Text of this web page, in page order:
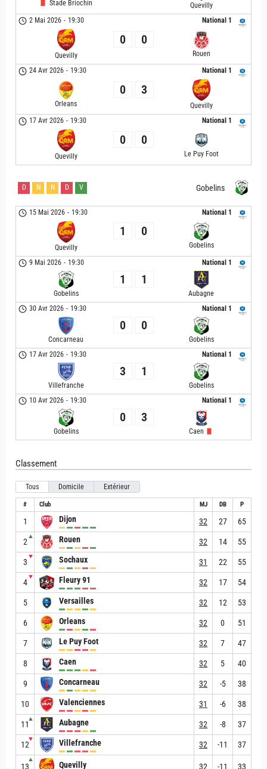
Stade Briochin
Quevilly
National 1
2 Mai 2026 - 19:30
Quevilly
0 0
Rouen
National 1
24 Avr 2026 - 19:30
Orleans
0 3
Quevilly
National 1
17 Avr 2026 - 19:30
Quevilly
0 0
Le Puy Foot
Gobelins
D N N D V
National 1
15 Mai 2026 - 19:30
Quevilly
1 0
Gobelins
National 1
9 Mai 2026 - 19:30
Gobelins
1 1
Aubagne
National 1
30 Avr 2026 - 19:30
Concarneau
0 0
Gobelins
National 1
17 Avr 2026 - 19:30
Villefranche
3 1
Gobelins
National 1
10 Avr 2026 - 19:30
Gobelins
0 3
Caen
Classement
Tous Domicile Extérieur
# Club MJ DB P
1 Dijon 32 27 65
2
▲ Rouen 32 14 55
3
▼ Sochaux 31 22 55
4
▼ Fleury 91 32 17 54
5 Versailles 32 12 53
6 Orleans 32 0 51
7 Le Puy Foot 32 7 47
8 Caen 32 5 40
9 Concarneau 32 -5 38
10 Valenciennes 31 -6 38
11
▲ Aubagne 32 -8 37
12
▼ Villefranche 32 -11 37
13
▲
Quevilly 32 -11 33